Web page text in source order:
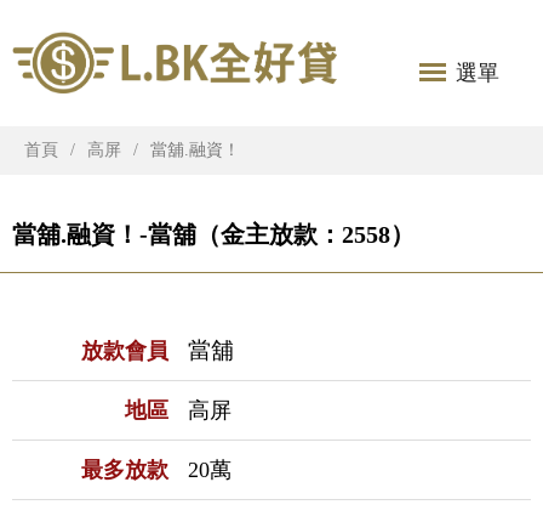
選單
首頁 高屏 當舖.融資！
當舖.融資！-當舖（金主放款：2558）
放款會員 當舖
地區 高屏
最多放款 20萬